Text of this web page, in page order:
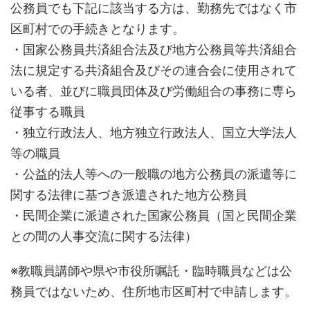
公務員でも下記に該当する方は、勤務先ではなく市
区町村での手続きとなります。
・国家公務員共済組合法及び地方公務員等共済組合
法に規定する共済組合及びその連合会に使用されて
いる者、並びに職員団体及び労働組合の事務に専ら
従事する職員
・独立行政法人、地方独立行政法人、国立大学法人
等の職員
・公益的法人等への一般職の地方公務員の派遣等に
関する法律に基づき派遣された地方公務員
・民間企業に派遣された国家公務員（国と民間企業
との間の人事交流に関する法律）
※教職員講師や県や市役所嘱託・臨時職員などは公
務員ではないため、住所地市区町村で申請します。